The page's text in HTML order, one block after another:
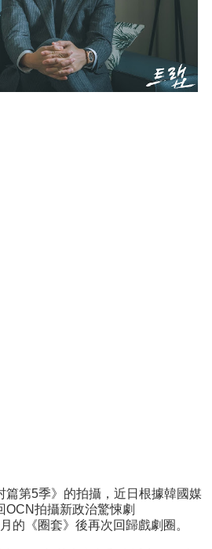
篇第5季》的拍攝，近日根據韓國媒
OCN拍攝新政治驚悚劇
的《圈套》後再次回歸戲劇圈。